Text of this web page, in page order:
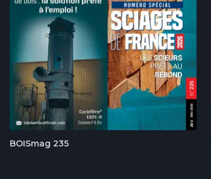
BOISmag 235